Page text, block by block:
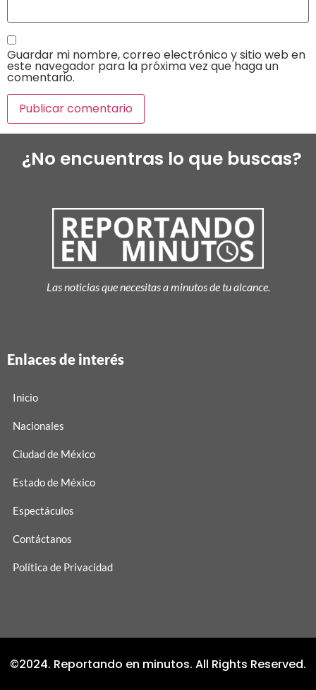
Guardar mi nombre, correo electrónico y sitio web en
este navegador para la próxima vez que haga un
comentario.
¿No encuentras lo que buscas?
Las noticias que necesitas a minutos de tu alcance.
Enlaces de interés
Inicio
Nacionales
Ciudad de México
Estado de México
Espectáculos
Contáctanos
Política de Privacidad
©2024. Reportando en minutos. All Rights Reserved.